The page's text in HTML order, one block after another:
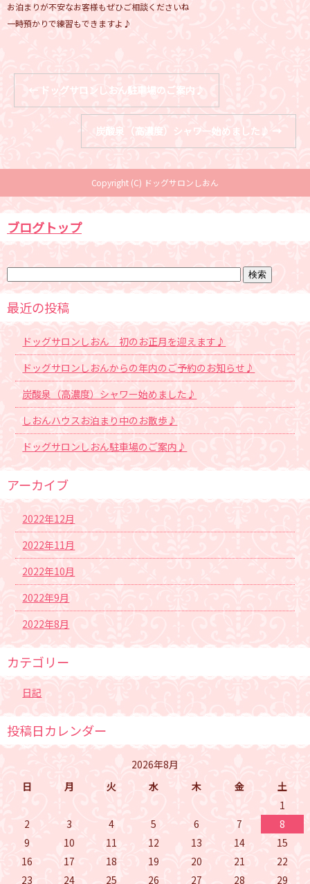
お泊まりが不安なお客様もぜひご相談くださいね
一時預かりで練習もできますよ♪
← ドッグサロンしおん駐車場のご案内♪
炭酸泉（高濃度）シャワー始めました♪ →
Copyright (C) ドッグサロンしおん
ブログトップ
最近の投稿
ドッグサロンしおん 初のお正月を迎えます♪
ドッグサロンしおんからの年内のご予約のお知らせ♪
炭酸泉（高濃度）シャワー始めました♪
しおんハウスお泊まり中のお散歩♪
ドッグサロンしおん駐車場のご案内♪
アーカイブ
2022年12月
2022年11月
2022年10月
2022年9月
2022年8月
カテゴリー
日記
投稿日カレンダー
2026年8月
日
月 火 水 木 金
土
1
2
3 4 5 6 7
8
9
10 11 12 13 14
15
16
17 18 19 20 21
22
23
24 25 26 27 28 29